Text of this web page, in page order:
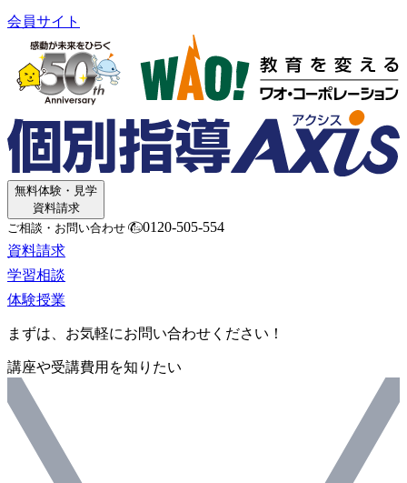
会員サイト
無料体験・見学
資料請求
ご相談・お問い合わせ
0120-505-554
資料請求
学習相談
体験授業
まずは、お気軽にお問い合わせください！
講座や受講費用を知りたい